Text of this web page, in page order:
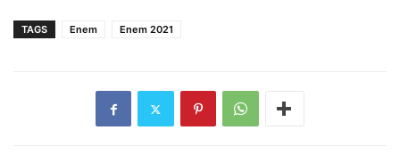
TAGS Enem Enem 2021